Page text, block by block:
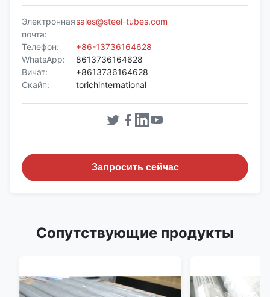
Электронная
почта:
sales@steel-tubes.com
Телефон:
+86-13736164628
WhatsApp:
8613736164628
Вичат:
+8613736164628
Скайп:
torichinternational
Запросить сейчас
Сопутствующие продукты